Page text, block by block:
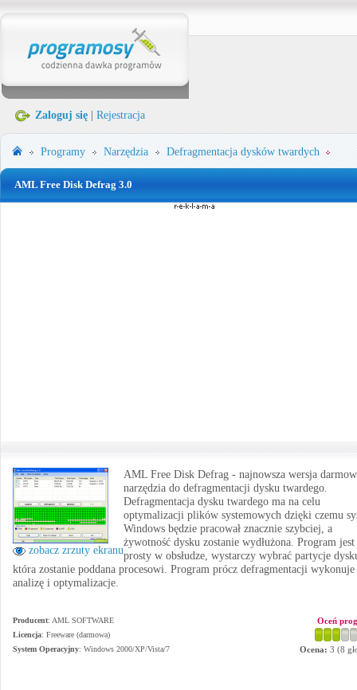
Zaloguj się Rejestracja
Programy Narzędzia Defragmentacja dysków twardych
AML Free Disk Defrag 3.0
zobacz zrzuty ekranu
AML Free Disk Defrag - najnowsza wersja
narzędzia do defragmentacji dysku twardego.
Defragmentacja dysku twardego ma na celu
optymalizacji plików systemowych dzięki czemu
Windows będzie pracował znacznie szybciej, a
żywotność dysku zostanie wydłużona. Program jest
prosty w obsłudze, wystarczy wybrać partycje
która zostanie poddana procesowi. Program prócz defragmentacji wykonuje
analizę i optymalizacje.
Producent: AML SOFTWARE
Licencja: Freeware (darmowa)
System Operacyjny: Windows 2000/XP/Vista/7
Oceń
Ocena: 3 (8